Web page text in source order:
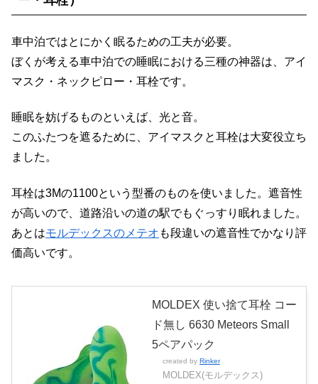
車中泊ではとにかく眠るための工夫が必要。
ぼくが考える車中泊での睡眠における三種の神器は、アイ
マスク・ネックピロー・耳栓です。
睡眠を妨げるものといえば、光と音。
このふたつを遮るために、アイマスクと耳栓は大変役立ち
ました。
耳栓は3Mの1100という型番のものを使いました。遮音性
が高いので、道路沿いの道の駅でもぐっすり眠れました。
あとはモルデックスのメテオ も段違いの遮音性でかなり評
価高いです。
MOLDEX 使い捨て耳栓 コー
ド無し 6630 Meteors Small
5ペアパック
created by Rinker
MOLDEX(モルデックス)